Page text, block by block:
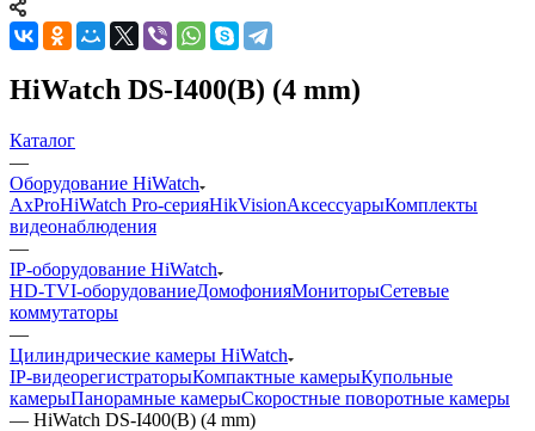
HiWatch DS-I400(B) (4 mm)
Каталог
—
Оборудование HiWatch
AxProHiWatch Pro-серияHikVisionАксессуарыКомплекты
видеонаблюдения
—
IP-оборудование HiWatch
HD-TVI-оборудованиеДомофонияМониторыСетевые
коммутаторы
—
Цилиндрические камеры HiWatch
IP-видеорегистраторыКомпактные камерыКупольные
камерыПанорамные камерыСкоростные поворотные камеры
— HiWatch DS-I400(B) (4 mm)